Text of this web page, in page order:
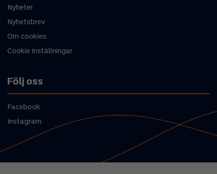
Nyheter
Nyhetsbrev
Om cookies
Cookie inställningar
Följ oss
Facebook
Instagram